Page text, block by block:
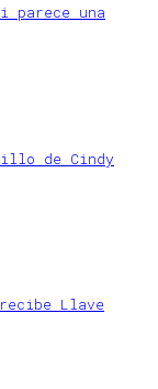
parece una
de Cindy
Llave